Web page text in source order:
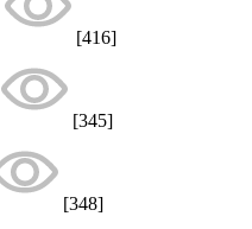
[416]
[345]
[348]